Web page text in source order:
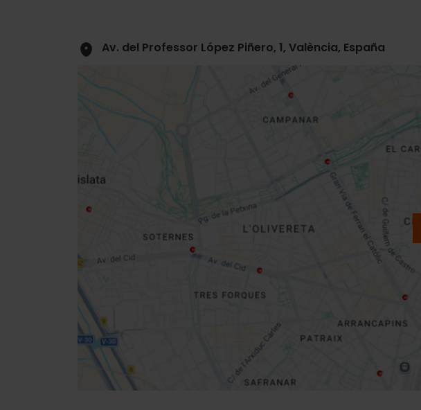
Av. del Professor López Piñero, 1, València, España
Routebeschrijving
sidebar